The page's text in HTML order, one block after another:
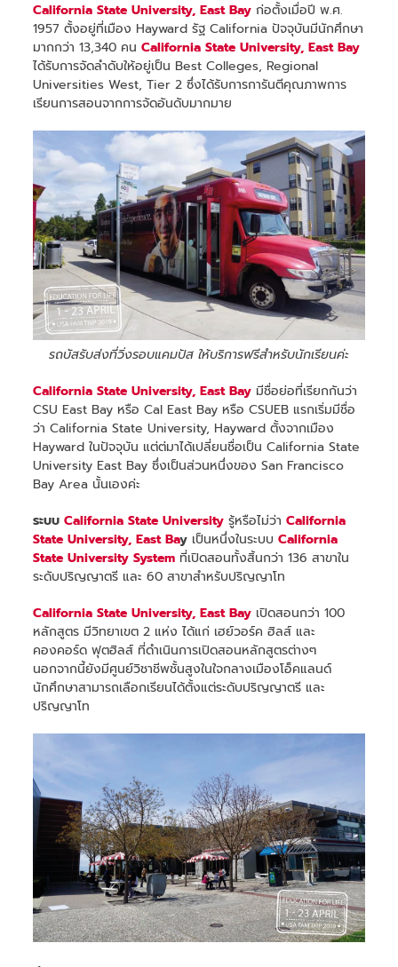
California State University, East Bay ก่อตั้งเมื่อปี พ.ศ.
1957 ตั้งอยู่ที่เมือง Hayward รัฐ California ปัจจุบันมีนักศึกษา
มากกว่า 13,340 คนCalifornia State University, East Bay
ได้รับการจัดลำดับให้อยู่เป็น Best Colleges, Regional
Universities West, Tier 2 ซึ่งได้รับการการันตีคุณภาพการ
เรียนการสอนจากการจัดอันดับมากมาย
รถบัสรับส่งที่วิ่งรอบแคมปัส ให้บริการฟรีสำหรับนักเรียนค่ะ
California State University, East Bay มีชื่อย่อที่เรียกกันว่า
CSU East Bay หรือ Cal East Bay หรือ CSUEB แรกเริ่มมีชื่อ
ว่า California State University, Hayward ตั้งจากเมือง
Hayward ในปัจจุบัน แต่ต่มาได้เปลี่ยนชื่อเป็น California State
University East Bay ซึ่งเป็นส่วนหนึ่งของ San Francisco
Bay Area นั้นเองค่ะ
ระบบCalifornia State Universityรู้หรือไม่ว่าCalifornia
State University, East Bay เป็นหนึ่งในระบบCalifornia
State University System ที่เปิดสอนทั้งสิ้นกว่า 136 สาขาใน
ระดับปริญญาตรี และ 60 สาขาสำหรับปริญญาโท
California State University, East Bay เปิดสอนกว่า 100
หลักสูตร มีวิทยาเขต 2 แห่ง ได้แก่ เฮย์วอร์ค ฮิลส์ และ
คองคอร์ด ฟุตฮิลส์ ที่ดำเนินการเปิดสอนหลักสูตรต่างๆ
นอกจากนี้ยังมีศูนย์วิชาชีพชั้นสูงในใจกลางเมืองโอ็คแลนด์
นักศึกษาสามารถเลือกเรียนได้ตั้งแต่ระดับปริญญาตรี และ
ปริญญาโท